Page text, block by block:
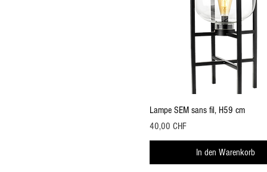
Schnellansicht
Lampe SEM sans fil, H59 cm
Preis
40,00 CHF
In den Warenkorb